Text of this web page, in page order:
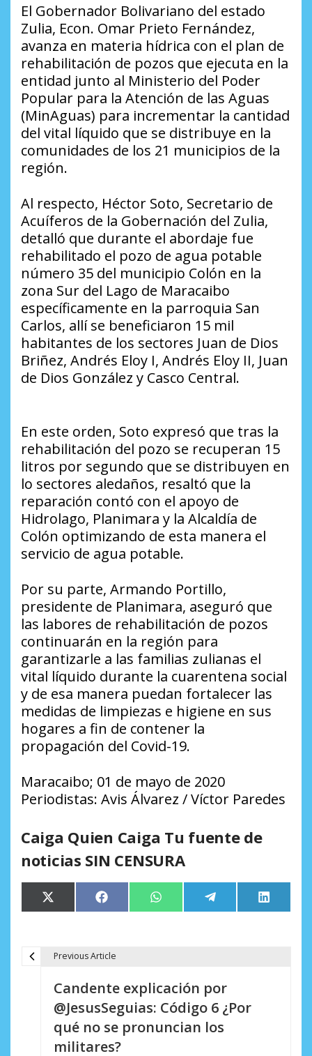
El Gobernador Bolivariano del estado
Zulia, Econ. Omar Prieto Fernández,
avanza en materia hídrica con el plan de
rehabilitación de pozos que ejecuta en la
entidad junto al Ministerio del Poder
Popular para la Atención de las Aguas
(MinAguas) para incrementar la cantidad
del vital líquido que se distribuye en la
comunidades de los 21 municipios de la
región.
Al respecto, Héctor Soto, Secretario de
Acuíferos de la Gobernación del Zulia,
detalló que durante el abordaje fue
rehabilitado el pozo de agua potable
número 35 del municipio Colón en la
zona Sur del Lago de Maracaibo
específicamente en la parroquia San
Carlos, allí se beneficiaron 15 mil
habitantes de los sectores Juan de Dios
Briñez, Andrés Eloy I, Andrés Eloy II, Juan
de Dios González y Casco Central.
En este orden, Soto expresó que tras la
rehabilitación del pozo se recuperan 15
litros por segundo que se distribuyen en
lo sectores aledaños, resaltó que la
reparación contó con el apoyo de
Hidrolago, Planimara y la Alcaldía de
Colón optimizando de esta manera el
servicio de agua potable.
Por su parte, Armando Portillo,
presidente de Planimara, aseguró que
las labores de rehabilitación de pozos
continuarán en la región para
garantizarle a las familias zulianas el
vital líquido durante la cuarentena social
y de esa manera puedan fortalecer las
medidas de limpiezas e higiene en sus
hogares a fin de contener la
propagación del Covid-19.
Maracaibo; 01 de mayo de 2020
Periodistas: Avis Álvarez / Víctor Paredes
Caiga Quien Caiga Tu fuente de
noticias SIN CENSURA
Compartir
en
X
(Twitter)
Compartir
en
Facebook Compartir
en
WhatsApp Compartir
en
Telegram
en
LinkedIn
Previous Article
Candente explicación por
@JesusSeguias: Código 6 ¿Por
qué no se pronuncian los
militares?